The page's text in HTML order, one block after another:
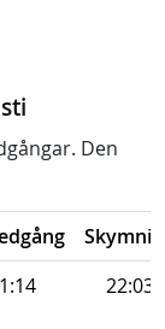
Den
22:03